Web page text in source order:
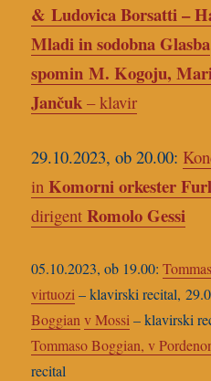
&Ludovica Borsatti –
Mladi in sodobna Glasba
spomin M. Kogoju,
Jančuk – klavir
29.10.2023, ob 20.00:
inKomorni orkester
dirigentRomolo Gessi
05.10.2023, ob 19.00:
virtuozi – klavirski recital,
Boggian v Mossi – klavirski
Tommaso Boggian, v
recital